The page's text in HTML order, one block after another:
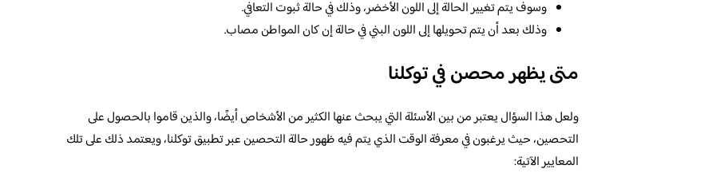
وسوف يتم تغيير الحالة إلى اللون الأخضر، وذلك في حالة ثبوت التعافي.
وذلك بعد أن يتم تحويلها إلى اللون البني في حالة إن كان المواطن مصاب.
متى يظهر محصن في توكلنا
ولعل هذا السؤال يعتبر من بين الأسئلة التي يبحث عنها الكثير من الأشخاص أيضًا، والذين قاموا بالحصول على
التحصين، حيث يرغبون في معرفة الوقت الذي يتم فيه ظهور حالة التحصين عبر تطبيق توكلنا، ويعتمد ذلك على تلك
المعايير الآتية: